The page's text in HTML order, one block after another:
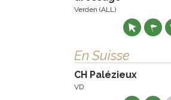
Verden (ALL)
En Suisse
CH Palézieux
VD